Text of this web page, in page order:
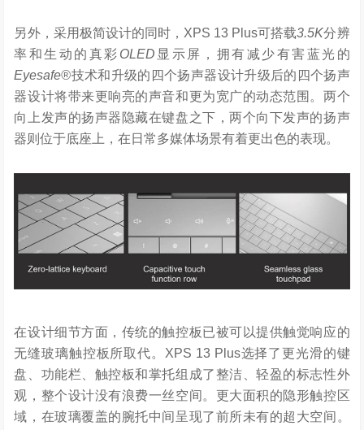
另外，采用极简设计的同时，XPS 13 Plus可搭载3.5K分辨
率和生动的真彩 OLED 显示屏，拥有减少有害蓝光的
Eyesafe®技术和升级的四个扬声器设计升级后的四个扬声
器设计将带来更响亮的声音和更为宽广的动态范围。两个
向上发声的扬声器隐藏在键盘之下，两个向下发声的扬声
器则位于底座上，在日常多媒体场景有着更出色的表现。
在设计细节方面，传统的触控板已被可以提供触觉响应的
无缝玻璃触控板所取代。XPS 13 Plus选择了更光滑的键
盘、功能栏、触控板和掌托组成了整洁、轻盈的标志性外
观，整个设计没有浪费一丝空间。更大面积的隐形触控区
域，在玻璃覆盖的腕托中间呈现了前所未有的超大空间。